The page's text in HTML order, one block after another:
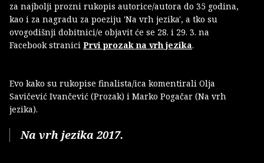
za najbolji prozni rukopis autorice/autora do 35 godina,
kao i za nagradu za poeziju 'Na vrh jezika', a tko su
ovogodišnji dobitnici/e objavit će se 28. i 29. 3. na
Facebook stranici Prvi prozak na vrh jezika.
Evo kako su rukopise finalista/ica komentirali Olja
Savičević Ivančević (Prozak) i Marko Pogačar (Na vrh
jezika).
Na vrh jezika 2017.